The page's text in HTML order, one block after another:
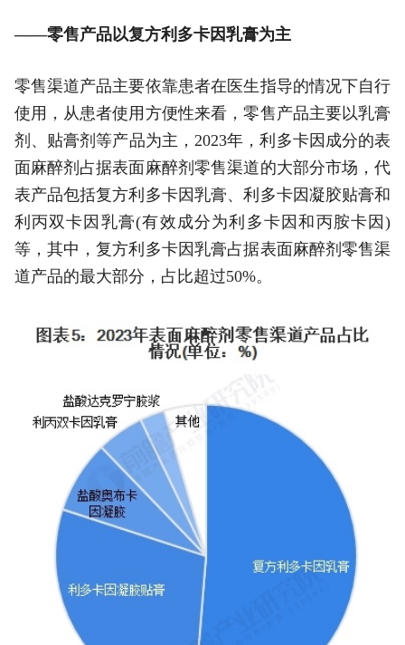
——零售产品以复方利多卡因乳膏为主
零售渠道产品主要依靠患者在医生指导的情况下自行
使用，从患者使用方便性来看，零售产品主要以乳膏
剂、贴膏剂等产品为主，2023年，利多卡因成分的表
面麻醉剂占据表面麻醉剂零售渠道的大部分市场，代
表产品包括复方利多卡因乳膏、利多卡因凝胶贴膏和
利丙双卡因乳膏(有效成分为利多卡因和丙胺卡因)
等，其中，复方利多卡因乳膏占据表面麻醉剂零售渠
道产品的最大部分，占比超过50%。